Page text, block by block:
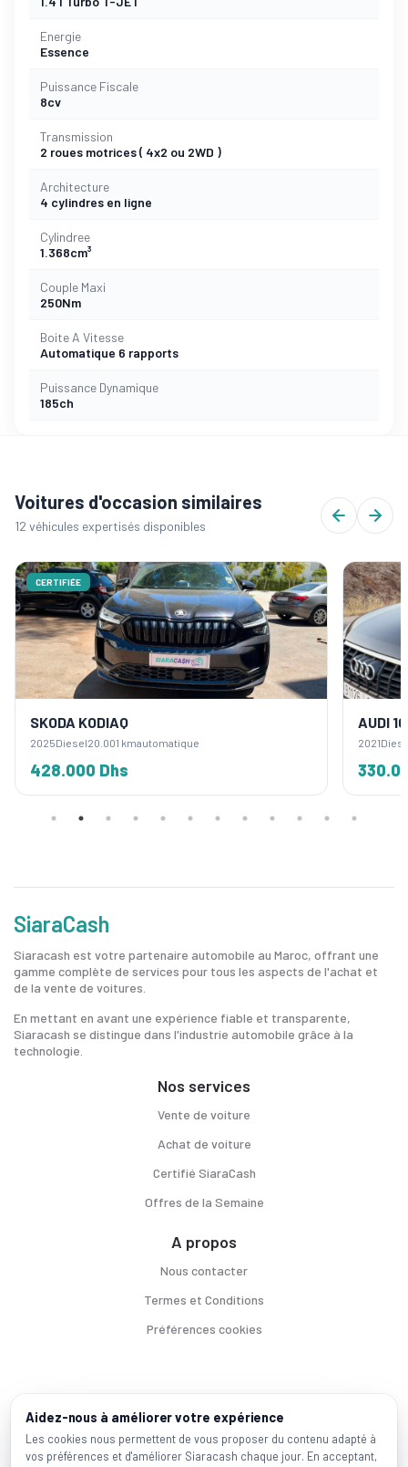
Energie
Essence
Puissance Fiscale
8cv
Transmission
2 roues motrices ( 4x2 ou 2WD )
Architecture
4 cylindres en ligne
Cylindree
1.368cm³
Couple Maxi
250Nm
Boite A Vitesse
Automatique 6 rapports
Puissance Dynamique
185ch
Voitures d'occasion similaires
12 véhicules expertisés disponibles
CERTIFIÉE
SKODA KODIAQ
2025Diesel20.001 kmautomatique
428.000 Dhs
AUDI
2021
SiaraCash
Siaracash est votre partenaire automobile au Maroc, offrant une
gamme complète de services pour tous les aspects de l'achat et
de la vente de voitures.
En mettant en avant une expérience fiable et transparente,
Siaracash se distingue dans l'industrie automobile grâce à la
technologie.
Nos services
Vente de voiture
Achat de voiture
Certifié SiaraCash
Offres de la Semaine
A propos
Nous contacter
Termes et Conditions
Préférences cookies
Voitures par ville
Casablanca | | Mohammadia |Salé | |
Marques populaires
Aidez-nous à améliorer votre expérience
Les cookies nous permettent de vous proposer du contenu adapté à
vos préférences et d'améliorer Siaracash chaque jour. En acceptant,